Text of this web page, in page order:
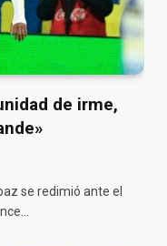
de irme,
se redimió ante el